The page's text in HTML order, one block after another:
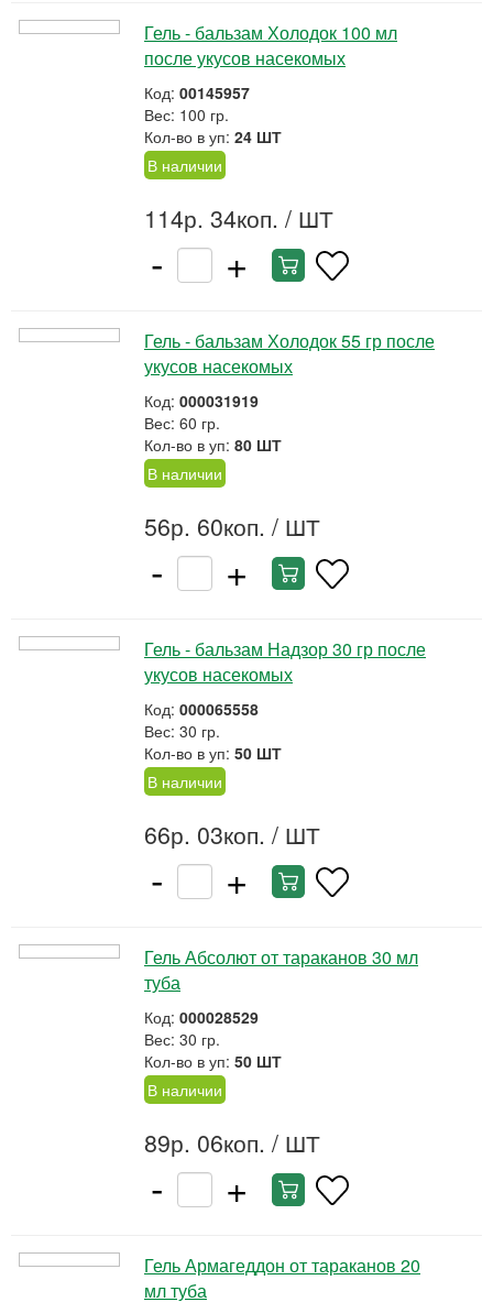
Гель - бальзам Холодок 100 мл
после укусов насекомых
Код: 00145957
Вес: 100 гр.
Кол-во в уп: 24 ШТ
В наличии
114р. 34коп. / ШТ
- +
Гель - бальзам Холодок 55 гр после
укусов насекомых
Код: 000031919
Вес: 60 гр.
Кол-во в уп: 80 ШТ
В наличии
56р. 60коп. / ШТ
- +
Гель - бальзам Надзор 30 гр после
укусов насекомых
Код: 000065558
Вес: 30 гр.
Кол-во в уп: 50 ШТ
В наличии
66р. 03коп. / ШТ
- +
Гель Абсолют от тараканов 30 мл
туба
Код: 000028529
Вес: 30 гр.
Кол-во в уп: 50 ШТ
В наличии
89р. 06коп. / ШТ
- +
Гель Армагеддон от тараканов 20
мл туба